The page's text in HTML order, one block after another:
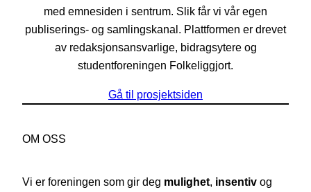
med emnesiden i sentrum. Slik får vi vår egen
publiserings- og samlingskanal. Plattformen er drevet
av redaksjonsansvarlige, bidragsytere og
studentforeningen Folkeliggjort.
Gå til prosjektsiden
OM OSS
Vi er foreningen som gir deg mulighet, insentiv og